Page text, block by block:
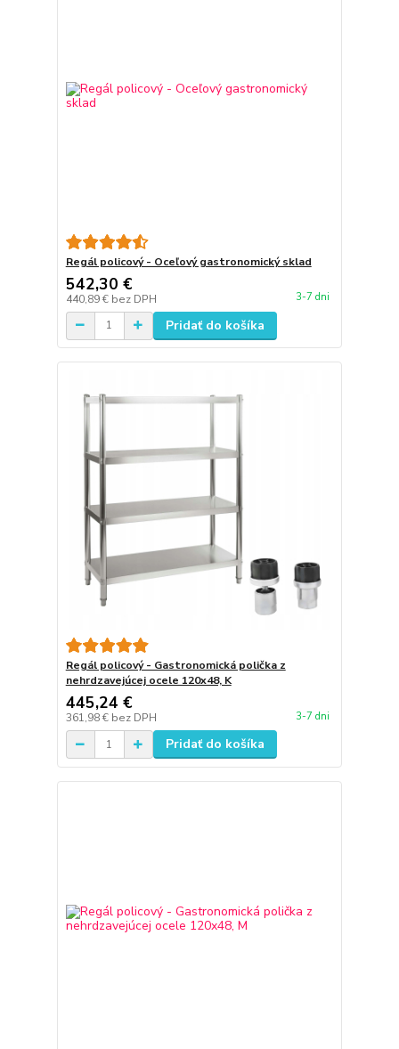
Regál policový - Oceľový gastronomický sklad
542,30 €
440,89 € bez DPH 3-7 dni
Pridať do košíka
Regál policový - Gastronomická polička z
nehrdzavejúcej ocele 120x48, K
445,24 €
361,98 € bez DPH 3-7 dni
Pridať do košíka